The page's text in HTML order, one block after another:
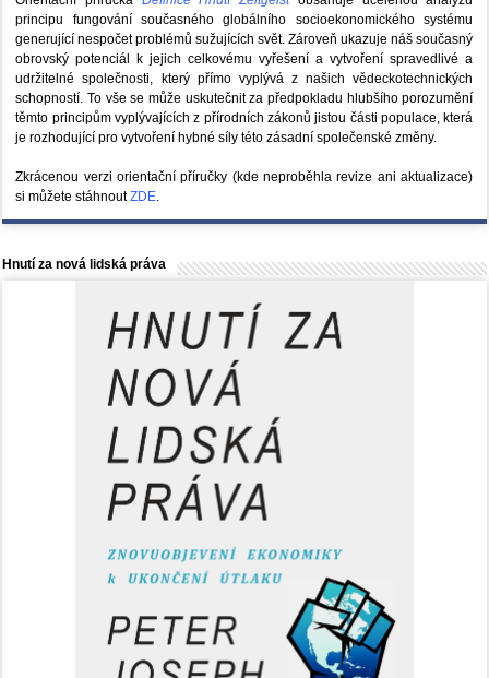
principu fungování současného globálního socioekonomického systému
generující nespočet problémů sužujících svět. Zároveň ukazuje náš současný
obrovský potenciál k jejich celkovému vyřešení a vytvoření spravedlivé a
udržitelné společnosti, který přímo vyplývá z našich vědeckotechnických
schopností. To vše se může uskutečnit za předpokladu hlubšího porozumění
těmto principům vyplývajících z přírodních zákonů jistou části populace, která
je rozhodující pro vytvoření hybné síly této zásadní společenské změny.
Zkrácenou verzi orientační příručky (kde neproběhla revize ani aktualizace)
si můžete stáhnoutZDE.
Hnutí za nová lidská práva